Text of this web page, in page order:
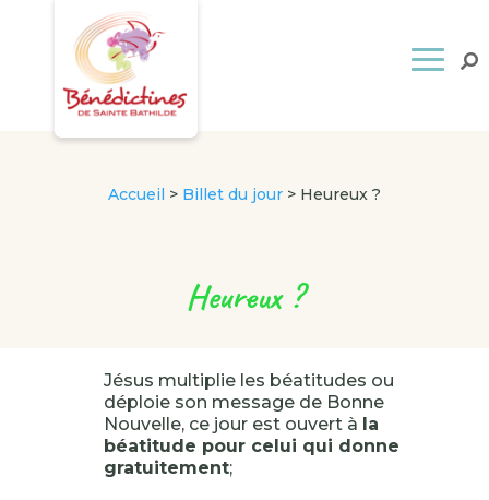
Accueil > Billet du jour> Heureux ?
Heureux ?
Jésus multiplie les béatitudes ou
déploie son message de Bonne
Nouvelle, ce jour est ouvert à la
béatitude pour celui qui donne
gratuitement;